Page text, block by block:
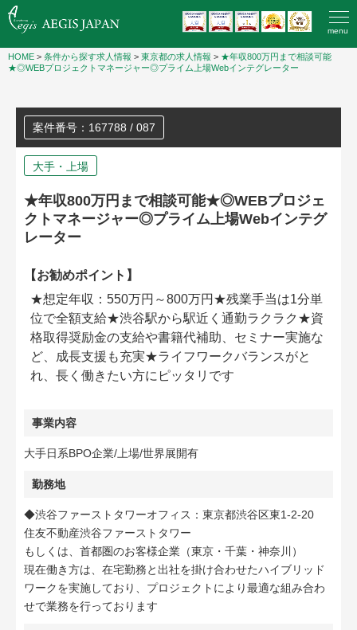
menu
HOME > 条件から探す求人情報 > 東京都の求人情報 > ★年収800万円まで相談可能
★◎WEBプロジェクトマネージャー◎プライム上場Webインテグレーター
案件番号：167788 / 087
大手・上場
★年収800万円まで相談可能★◎WEBプロジェ
クトマネージャー◎プライム上場Webインテグ
レーター
【お勧めポイント】
★想定年収：550万円～800万円★残業手当は1分単
位で全額支給★渋谷駅から駅近く通勤ラクラク★資
格取得奨励金の支給や書籍代補助、セミナー実施な
ど、成長支援も充実★ライフワークバランスがと
れ、長く働きたい方にピッタリです
事業内容
大手日系BPO企業/上場/世界展開有
勤務地
◆渋谷ファーストタワーオフィス：東京都渋谷区東1-2-20
住友不動産渋谷ファーストタワー
もしくは、首都圏のお客様企業（東京・千葉・神奈川）
現在働き方は、在宅勤務と出社を掛け合わせたハイブリッド
ワークを実施しており、プロジェクトにより最適な組み合わ
せで業務を行っております